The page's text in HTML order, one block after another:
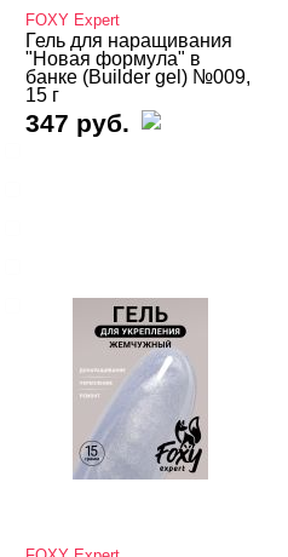
ТИПЫ ГЕЛЕЙ
Для френча
Показать все
FOXY Expert
Гель для наращивания
"Новая формула" в
банке (Builder gel) №009,
15 г
347 руб.